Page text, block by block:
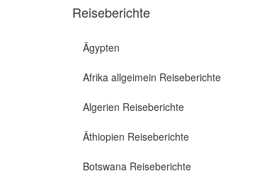
Reiseberichte
Ägypten
Afrika allgeimein Reiseberichte
Algerien Reiseberichte
Äthiopien Reiseberichte
Botswana Reiseberichte